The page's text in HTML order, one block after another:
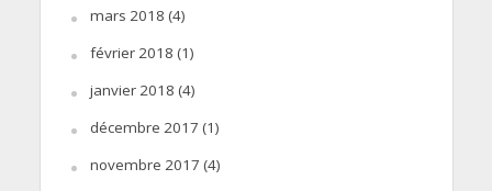
mars 2018 (4)
février 2018 (1)
janvier 2018 (4)
décembre 2017 (1)
novembre 2017 (4)